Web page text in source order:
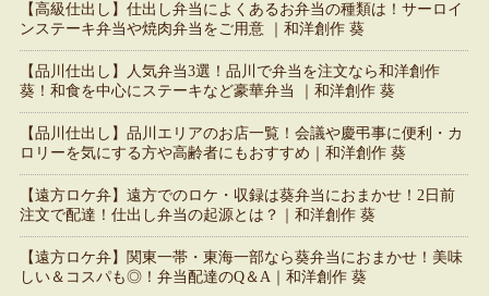
【高級仕出し】仕出し弁当によくあるお弁当の種類は！サーロイ
ンステーキ弁当や焼肉弁当をご用意 ｜和洋創作 葵
【品川仕出し】人気弁当3選！品川で弁当を注文なら和洋創作
葵！和食を中心にステーキなど豪華弁当 ｜和洋創作 葵
【品川仕出し】品川エリアのお店一覧！会議や慶弔事に便利・カ
ロリーを気にする方や高齢者にもおすすめ｜和洋創作 葵
【遠方ロケ弁】遠方でのロケ・収録は葵弁当におまかせ！2日前
注文で配達！仕出し弁当の起源とは？｜和洋創作 葵
【遠方ロケ弁】関東一帯・東海一部なら葵弁当におまかせ！美味
しい＆コスパも◎！弁当配達のQ＆A｜和洋創作 葵